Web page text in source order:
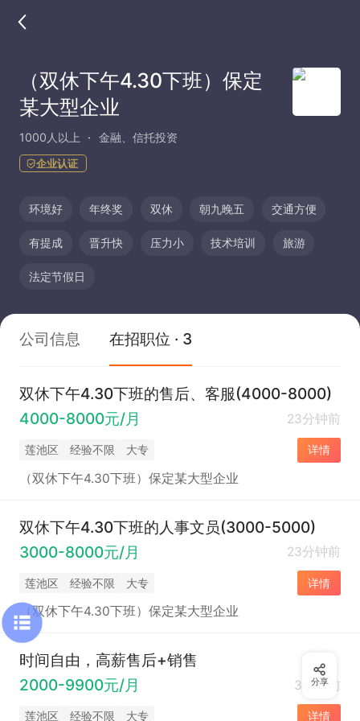
（双休下午4.30下班）保定
某大型企业
1000人以上 金融、信托投资
企业认证
环境好 年终奖 双休 朝九晚五 交通方便
有提成 晋升快 压力小 技术培训 旅游
法定节假日
公司信息 在招职位 · 3
双休下午4.30下班的售后、客服(4000-8000)
4000-8000元/月
23分钟前
莲池区 经验不限 大专 详情
（双休下午4.30下班）保定某大型企业
双休下午4.30下班的人事文员(3000-5000)
3000-8000元/月
23分钟前
莲池区 经验不限 大专 详情
（双休下午4.30下班）保定某大型企业
时间自由，高薪售后+销售
2000-9900元/月
3小时前
莲池区 经验不限 大专 详情
分享